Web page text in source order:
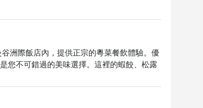
谷洲際飯店內，提供正宗的粵菜餐飲體驗。優
您不可錯過的美味選擇。這裡的蝦餃、松露
足不同味蕾的需求。無論是與家人朋友聚
的用餐體驗。飯店內設有停車場，交通便